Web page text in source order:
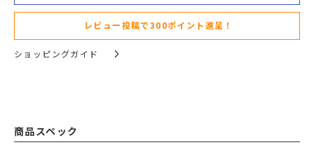
レビュー投稿で300ポイント進呈！
ショッピングガイド
商品スペック